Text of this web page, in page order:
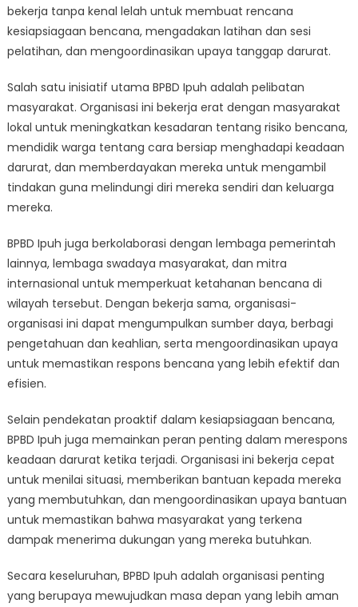
bekerja tanpa kenal lelah untuk membuat rencana
kesiapsiagaan bencana, mengadakan latihan dan sesi
pelatihan, dan mengoordinasikan upaya tanggap darurat.
Salah satu inisiatif utama BPBD Ipuh adalah pelibatan
masyarakat. Organisasi ini bekerja erat dengan masyarakat
lokal untuk meningkatkan kesadaran tentang risiko bencana,
mendidik warga tentang cara bersiap menghadapi keadaan
darurat, dan memberdayakan mereka untuk mengambil
tindakan guna melindungi diri mereka sendiri dan keluarga
mereka.
BPBD Ipuh juga berkolaborasi dengan lembaga pemerintah
lainnya, lembaga swadaya masyarakat, dan mitra
internasional untuk memperkuat ketahanan bencana di
wilayah tersebut. Dengan bekerja sama, organisasi-
organisasi ini dapat mengumpulkan sumber daya, berbagi
pengetahuan dan keahlian, serta mengoordinasikan upaya
untuk memastikan respons bencana yang lebih efektif dan
efisien.
Selain pendekatan proaktif dalam kesiapsiagaan bencana,
BPBD Ipuh juga memainkan peran penting dalam merespons
keadaan darurat ketika terjadi. Organisasi ini bekerja cepat
untuk menilai situasi, memberikan bantuan kepada mereka
yang membutuhkan, dan mengoordinasikan upaya bantuan
untuk memastikan bahwa masyarakat yang terkena
dampak menerima dukungan yang mereka butuhkan.
Secara keseluruhan, BPBD Ipuh adalah organisasi penting
yang berupaya mewujudkan masa depan yang lebih aman